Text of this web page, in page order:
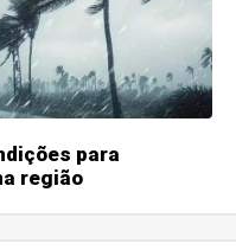
para
região